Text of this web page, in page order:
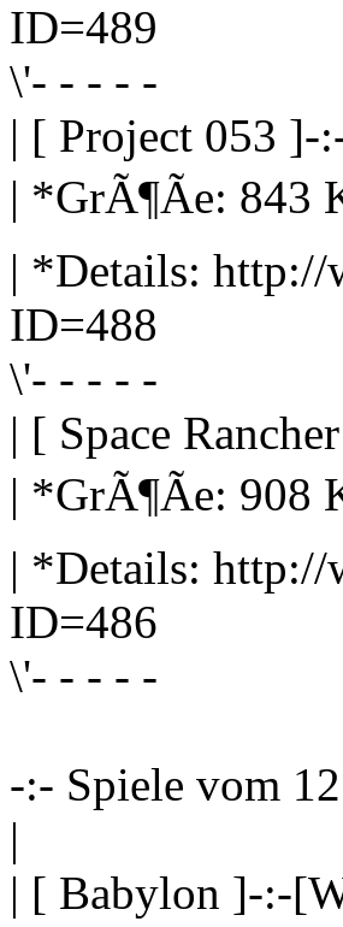
ID=489
\'- - - - -
| [ Project 053
| *GrÃ¶Ãe: 843
| *Details: http://
ID=488
\'- - - - -
| [ Space
| *GrÃ¶Ãe: 908
| *Details: http://
ID=486
\'- - - - -
-:- Spiele vom
|
| [ Babylon ]-:-